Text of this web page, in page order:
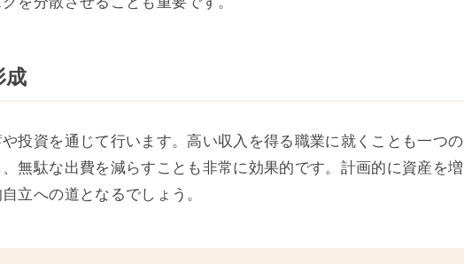
成
投資を通じて行います。高い収入を得る職業に就くことも一つの
無駄な出費を減らすことも非常に効果的です。計画的に資産を増
立への道となるでしょう。